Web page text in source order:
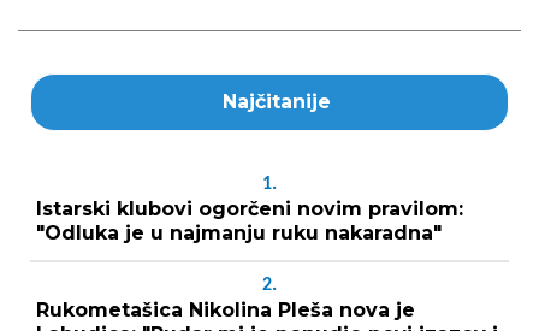
Najčitanije
1.
Istarski klubovi ogorčeni novim pravilom:
"Odluka je u najmanju ruku nakaradna"
2.
Rukometašica Nikolina Pleša nova je